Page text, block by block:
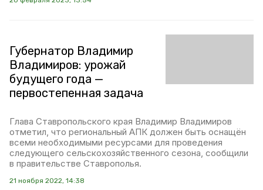
Губернатор Владимир
Владимиров: урожай
будущего года —
первостепенная задача
Глава Ставропольского края Владимир Владимиров
отметил, что региональный АПК должен быть оснащён
всеми необходимыми ресурсами для проведения
следующего сельскохозяйственного сезона, сообщили
в правительстве Ставрополья.
21 ноября 2022, 14:38